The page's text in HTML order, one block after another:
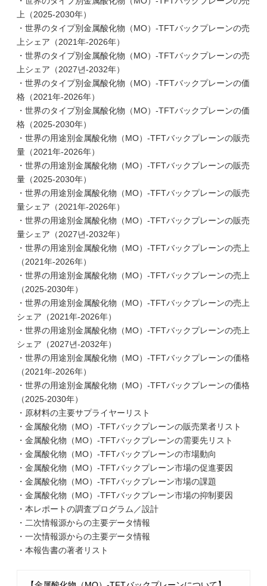
上（2025-2030年）
・世界のタイプ別金属酸化物（MO）-TFTバックプレーンの売
上シェア（2021年-2026年）
・世界のタイプ別金属酸化物（MO）-TFTバックプレーンの売
上シェア（2027년-2032年）
・世界のタイプ別金属酸化物（MO）-TFTバックプレーンの価
格（2021年-2026年）
・世界のタイプ別金属酸化物（MO）-TFTバックプレーンの価
格（2025-2030年）
・世界の用途別金属酸化物（MO）-TFTバックプレーンの販売
量（2021年-2026年）
・世界の用途別金属酸化物（MO）-TFTバックプレーンの販売
量（2025-2030年）
・世界の用途別金属酸化物（MO）-TFTバックプレーンの販売
量シェア（2021年-2026年）
・世界の用途別金属酸化物（MO）-TFTバックプレーンの販売
量シェア（2027년-2032年）
・世界の用途別金属酸化物（MO）-TFTバックプレーンの売上
（2021年-2026年）
・世界の用途別金属酸化物（MO）-TFTバックプレーンの売上
（2025-2030年）
・世界の用途別金属酸化物（MO）-TFTバックプレーンの売上
シェア（2021年-2026年）
・世界の用途別金属酸化物（MO）-TFTバックプレーンの売上
シェア（2027년-2032年）
・世界の用途別金属酸化物（MO）-TFTバックプレーンの価格
（2021年-2026年）
・世界の用途別金属酸化物（MO）-TFTバックプレーンの価格
（2025-2030年）
・原材料の主要サプライヤーリスト
・金属酸化物（MO）-TFTバックプレーンの販売業者リスト
・金属酸化物（MO）-TFTバックプレーンの需要先リスト
・金属酸化物（MO）-TFTバックプレーンの市場動向
・金属酸化物（MO）-TFTバックプレーン市場の促進要因
・金属酸化物（MO）-TFTバックプレーン市場の課題
・金属酸化物（MO）-TFTバックプレーン市場の抑制要因
・本レポートの調査プログラム／設計
・二次情報源からの主要データ情報
・一次情報源からの主要データ情報
・本報告書の著者リスト